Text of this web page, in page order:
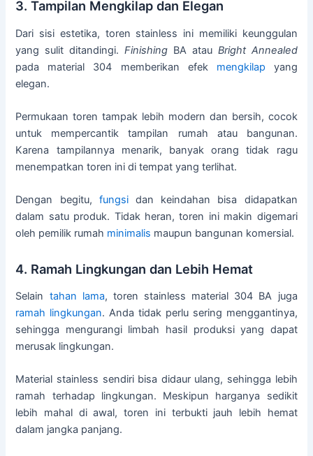
3. Tampilan Mengkilap dan Elegan
Dari sisi estetika, toren stainless ini memiliki keunggulan
yang sulit ditandingi.Finishing BA atau Bright Annealed
pada material 304 memberikan efek mengkilap yang
elegan.
Permukaan toren tampak lebih modern dan bersih, cocok
untuk mempercantik tampilan rumah atau bangunan.
Karena tampilannya menarik, banyak orang tidak ragu
menempatkan toren ini di tempat yang terlihat.
Dengan begitu, fungsidan keindahan bisa didapatkan
dalam satu produk. Tidak heran, toren ini makin digemari
oleh pemilik rumah minimalis maupun bangunan komersial.
4. Ramah Lingkungan dan Lebih Hemat
Selain tahan lama, toren stainless material 304 BA juga
ramah lingkungan. Anda tidak perlu sering menggantinya,
sehingga mengurangi limbah hasil produksi yang dapat
merusak lingkungan.
Material stainless sendiri bisa didaur ulang, sehingga lebih
ramah terhadap lingkungan. Meskipun harganya sedikit
lebih mahal di awal, toren ini terbukti jauh lebih hemat
dalam jangka panjang.